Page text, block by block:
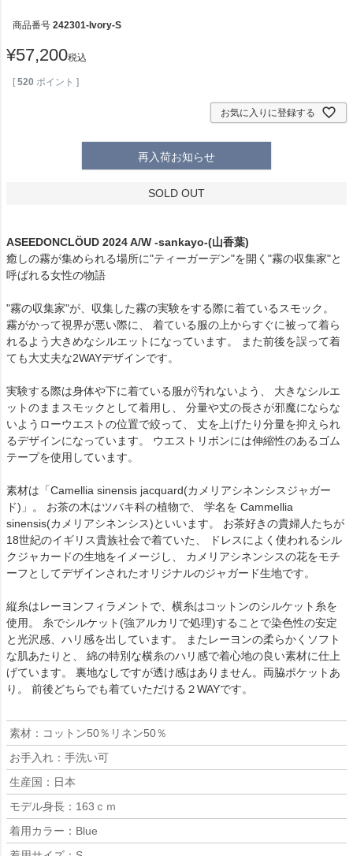
商品番号 242301-Ivory-S
¥57,200税込
[ 520 ポイント ]
お気に入りに登録する
再入荷お知らせ
SOLD OUT
ASEEDONCLÖUD 2024 A/W -sankayo-(山香葉)
癒しの霧が集められる場所に"ティーガーデン"を開く"霧の収集家"と
呼ばれる女性の物語
"霧の収集家"が、収集した霧の実験をする際に着ているスモック。
霧がかって視界が悪い際に、 着ている服の上からすぐに被って着ら
れるよう大きめなシルエットになっています。 また前後を誤って着
ても大丈夫な2WAYデザインです。
実験する際は身体や下に着ている服が汚れないよう、 大きなシルエ
ットのままスモックとして着用し、 分量や丈の長さが邪魔にならな
いようローウエストの位置で絞って、 丈を上げたり分量を抑えられ
るデザインになっています。 ウエストリボンには伸縮性のあるゴム
テープを使用しています。
素材は「Camellia sinensis jacquard(カメリアシネンシスジャガー
ド)」。 お茶の木はツバキ科の植物で、 学名を Cammellia
sinensis(カメリアシネンシス)といいます。 お茶好きの貴婦人たちが
18世紀のイギリス貴族社会で着ていた、 ドレスによく使われるシル
クジャカードの生地をイメージし、 カメリアシネンシスの花をモチ
ーフとしてデザインされたオリジナルのジャガード生地です。
縦糸はレーヨンフィラメントで、横糸はコットンのシルケット糸を
使用。 糸でシルケット(強アルカリで処理)することで染色性の安定
と光沢感、ハリ感を出しています。 またレーヨンの柔らかくソフト
な肌あたりと、 綿の特別な横糸のハリ感で着心地の良い素材に仕上
げています。 裏地なしですが透け感はありません。両脇ポケットあ
り。 前後どちらでも着ていただける２WAYです。
素材：コットン50％リネン50％
お手入れ：手洗い可
生産国：日本
モデル身長：163ｃｍ
着用カラー：Blue